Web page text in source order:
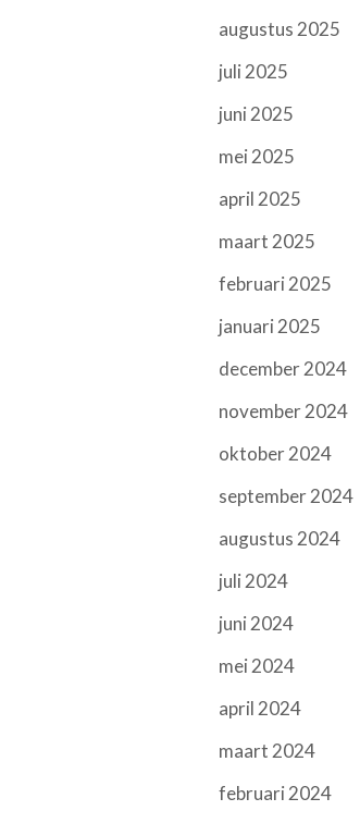
augustus 2025
juli 2025
juni 2025
mei 2025
april 2025
maart 2025
februari 2025
januari 2025
december 2024
november 2024
oktober 2024
september 2024
augustus 2024
juli 2024
juni 2024
mei 2024
april 2024
maart 2024
februari 2024